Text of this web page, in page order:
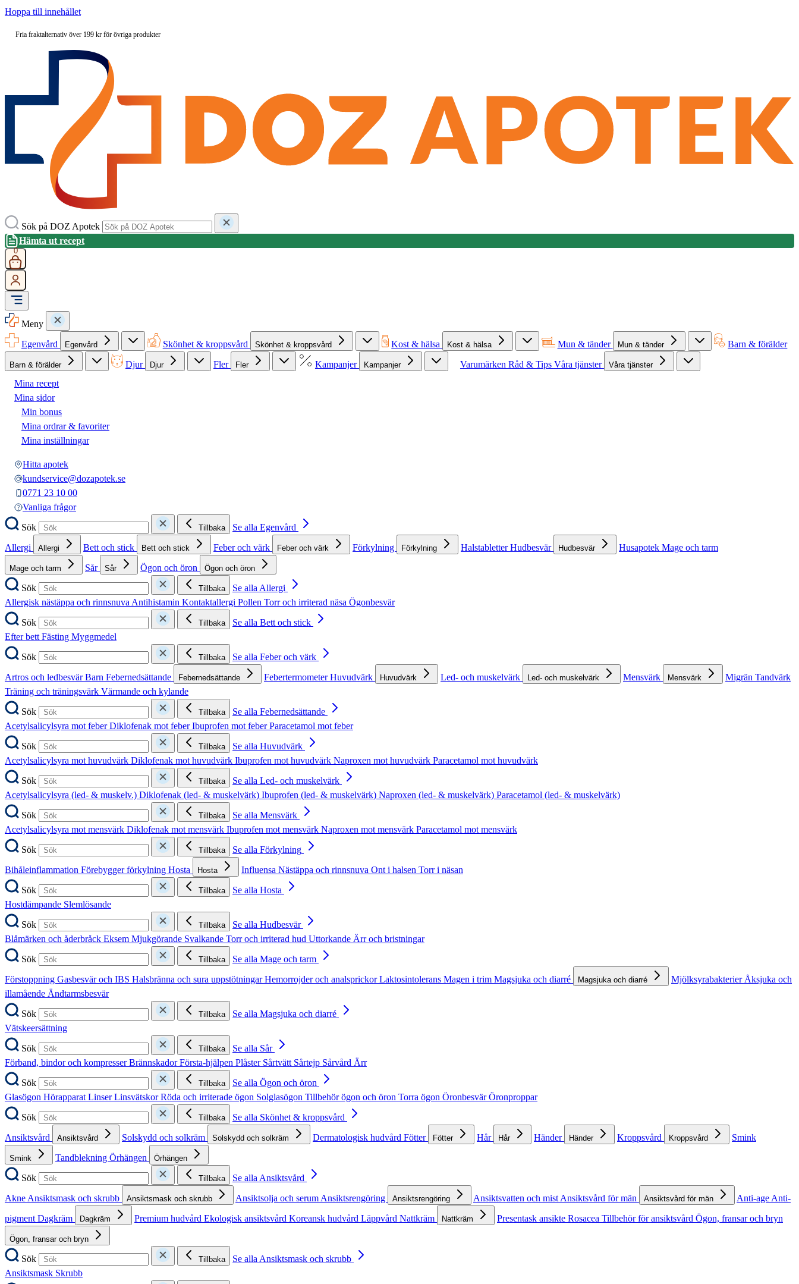
Hoppa till innehållet
Fria fraktalternativ över 199 kr för övriga produkter
Sök på DOZ Apotek
Hämta ut recept
0
Meny
Egenvård
Egenvård Skönhet & kroppsvård Skönhet & kroppsvård Kost & hälsa Kost & hälsa Mun & tänder Mun & tänder Barn & förälder
Barn & förälder Djur Djur Fler Fler Kampanjer Kampanjer Varumärken Råd & Tips Våra tjänster Våra tjänster
Mina recept
Mina sidor
Min bonus
Mina ordrar & favoriter
Mina inställningar
Hitta apotek
kundservice@dozapotek.se
0771 23 10 00
Vanliga frågor
Sök
Tillbaka
Se alla Egenvård
Allergi
Allergi Bett och stick Bett och stick Feber och värk Feber och värk Förkylning Förkylning HalstabletterHudbesvär Hudbesvär Husapotek Mage och tarm
Mage och tarm Sår Sår Ögon och öron Ögon och öron
Sök Tillbaka
Se alla Allergi
Allergisk nästäppa och rinnsnuva Antihistamin Kontaktallergi Pollen Torr och irriterad näsa Ögonbesvär
Sök
Tillbaka
Se alla Bett och stick
Efter bett Fästing Myggmedel
Sök
Tillbaka
Se alla Feber och värk
Artros och ledbesvärBarn Febernedsättande Febernedsättande FebertermometerHuvudvärk Huvudvärk Led- och muskelvärk Led- och muskelvärk Mensvärk Mensvärk Migrän Tandvärk
Träning och träningsvärk Värmande och kylande
Sök
Tillbaka
Se alla Febernedsättande
Acetylsalicylsyra mot feberDiklofenak mot feberIbuprofen mot feberParacetamol mot feber
Sök
Tillbaka
Se alla Huvudvärk
Acetylsalicylsyra mot huvudvärk Diklofenak mot huvudvärk Ibuprofen mot huvudvärk Naproxen mot huvudvärk Paracetamol mot huvudvärk
Sök
Tillbaka
Se alla Led- och muskelvärk
Acetylsalicylsyra (led- & muskelv.) Diklofenak (led- & muskelvärk) Ibuprofen (led- & muskelvärk) Naproxen (led- & muskelvärk) Paracetamol (led- & muskelvärk)
Sök
Tillbaka
Se alla Mensvärk
Acetylsalicylsyra mot mensvärk Diklofenak mot mensvärk Ibuprofen mot mensvärk Naproxen mot mensvärk Paracetamol mot mensvärk
Sök
Tillbaka
Se alla Förkylning
Bihåleinflammation Förebygger förkylning Hosta Hosta Influensa Nästäppa och rinnsnuva Ont i halsen Torr i näsan
Sök
Tillbaka
Se alla Hosta
Hostdämpande Slemlösande
Sök
Tillbaka
Se alla Hudbesvär
Blåmärken och åderbråck Eksem Mjukgörande Svalkande Torr och irriterad hud Uttorkande Ärr och bristningar
Sök
Tillbaka
Se alla Mage och tarm
Förstoppning Gasbesvär och IBS Halsbränna och sura uppstötningarHemorrojder och analsprickorLaktosintolerans Magen i trim Magsjuka och diarré Magsjuka och diarré Mjölksyrabakterier Åksjuka och
illamående Ändtarmsbesvär
Sök
Tillbaka
Se alla Magsjuka och diarré
Vätskeersättning
Sök
Tillbaka
Se alla Sår
Förband, bindor och kompresserBrännskadorFörsta-hjälpen Plåster Sårtvätt Sårtejp Sårvård Ärr
Sök
Tillbaka
Se alla Ögon och öron
Glasögon Hörapparat LinserLinsvätskorRöda och irriterade ögon Solglasögon Tillbehör ögon och öron Torra ögon ÖronbesvärÖronproppar
Sök
Tillbaka
Se alla Skönhet & kroppsvård
Ansiktsvård
Ansiktsvård Solskydd och solkräm Solskydd och solkräm Dermatologisk hudvård Fötter Fötter Hår Hår Händer Händer Kroppsvård Kroppsvård Smink
Smink Tandblekning Örhängen Örhängen
Sök Tillbaka
Se alla Ansiktsvård
Akne Ansiktsmask och skrubb Ansiktsmask och skrubb Ansiktsolja och serum Ansiktsrengöring Ansiktsrengöring Ansiktsvatten och mist Ansiktsvård för män Ansiktsvård för män Anti-age Anti-
pigment Dagkräm Dagkräm Premium hudvård Ekologisk ansiktsvård Koreansk hudvård Läppvård Nattkräm Nattkräm Presentask ansikte Rosacea Tillbehör för ansiktsvård Ögon, fransar och bryn
Ögon, fransar och bryn
Sök Tillbaka
Se alla Ansiktsmask och skrubb
Ansiktsmask Skrubb